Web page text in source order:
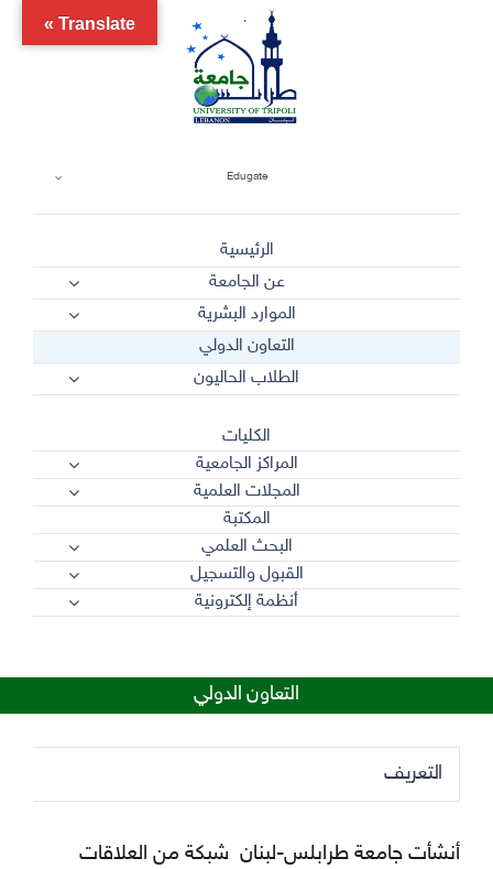
Edugate
الرئيسية
عن الجامعة
الموارد البشرية
التعاون الدولي
الطلاب الحاليون
الكليات
المراكز الجامعية
المجلات العلمية
المكتبة
البحث العلمي
القبول والتسجيل
أنظمة إلكترونية
التعاون الدولي
التعريف
أنشأت جامعة طرابلس-لبنان شبكة من العلاقات
Translate »